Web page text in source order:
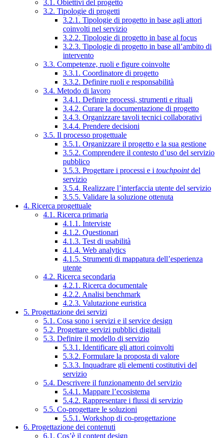
3.1. Obiettivi del progetto
3.2. Tipologie di progetti
3.2.1. Tipologie di progetto in base agli attori
coinvolti nel servizio
3.2.2. Tipologie di progetto in base al focus
3.2.3. Tipologie di progetto in base all’ambito di
intervento
3.3. Competenze, ruoli e figure coinvolte
3.3.1. Coordinatore di progetto
3.3.2. Definire ruoli e responsabilità
3.4. Metodo di lavoro
3.4.1. Definire processi, strumenti e rituali
3.4.2. Curare la documentazione di progetto
3.4.3. Organizzare tavoli tecnici collaborativi
3.4.4. Prendere decisioni
3.5. Il processo progettuale
3.5.1. Organizzare il progetto e la sua gestione
3.5.2. Comprendere il contesto d’uso del servizio
pubblico
3.5.3. Progettare i processi e i touchpointdel
servizio
3.5.4. Realizzare l’interfaccia utente del servizio
3.5.5. Validare la soluzione ottenuta
4. Ricerca progettuale
4.1. Ricerca primaria
4.1.1. Interviste
4.1.2. Questionari
4.1.3. Test di usabilità
4.1.4. Web analytics
4.1.5. Strumenti di mappatura dell’esperienza
utente
4.2. Ricerca secondaria
4.2.1. Ricerca documentale
4.2.2. Analisi benchmark
4.2.3. Valutazione euristica
5. Progettazione dei servizi
5.1. Cosa sono i servizi e il service design
5.2. Progettare servizi pubblici digitali
5.3. Definire il modello di servizio
5.3.1. Identificare gli attori coinvolti
5.3.2. Formulare la proposta di valore
5.3.3. Inquadrare gli elementi costitutivi del
servizio
5.4. Descrivere il funzionamento del servizio
5.4.1. Mappare l’ecosistema
5.4.2. Rappresentare i flussi di servizio
5.5. Co-progettare le soluzioni
5.5.1. Workshop di co-progettazione
6. Progettazione dei contenuti
6.1. Cos’è il content design